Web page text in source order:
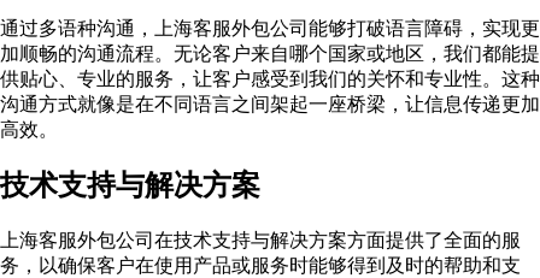
通过多语种沟通，上海客服外包公司能够打破语言障碍，实现更
加顺畅的沟通流程。无论客户来自哪个国家或地区，我们都能提
供贴心、专业的服务，让客户感受到我们的关怀和专业性。这种
沟通方式就像是在不同语言之间架起一座桥梁，让信息传递更加
高效。
技术支持与解决方案
上海客服外包公司在技术支持与解决方案方面提供了全面的服
务，以确保客户在使用产品或服务时能够得到及时的帮助和支